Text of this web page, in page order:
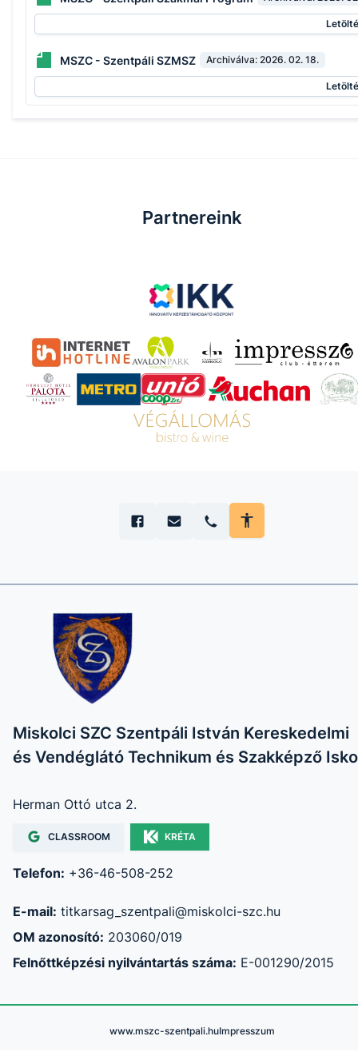
MSZC - Szentpáli SZMSZ Archiválva: 2026. 02. 18.
Partnereink
Miskolci SZC Szentpáli István Kereskedelmi
és Vendéglátó Technikum és Szakképző
Herman Ottó utca 2.
CLASSROOM KRÉTA
Telefon: +36-46-508-252
E-mail: titkarsag_szentpali@miskolci-szc.hu
OM azonosító: 203060/019
Felnőttképzési nyilvántartás száma: E-001290/2015
www.mszc-szentpali.huImpresszum